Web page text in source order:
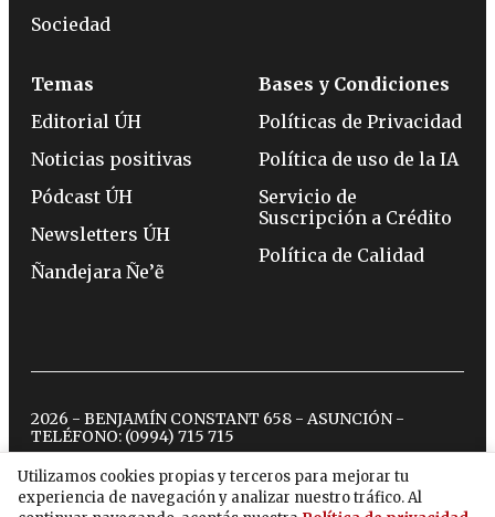
Utilizamos cookies propias y terceros para mejorar tu
experiencia de navegación y analizar nuestro tráfico. Al
Sociedad
Temas
Editorial ÚH
Noticias positivas
Pódcast ÚH
Newsletters ÚH
Ñandejara Ñe’ẽ
Bases y Condiciones
Políticas de Privacidad
Política de uso de la IA
Servicio de
Suscripción a Crédito
Política de Calidad
2026 - BENJAMÍN CONSTANT 658 - ASUNCIÓN -
TELÉFONO: (0994) 715 715
twitterinstagram
facebook
tiktokyoutubespotify